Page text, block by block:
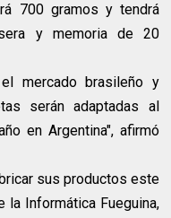
700 gramos y tendrá
y memoria de 20
mercado brasileño y
serán adaptadas al
en Argentina", afirmó
sus productos este
la Informática Fueguina,